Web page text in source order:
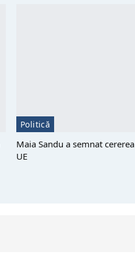
Politică
Maia Sandu a semnat
UE